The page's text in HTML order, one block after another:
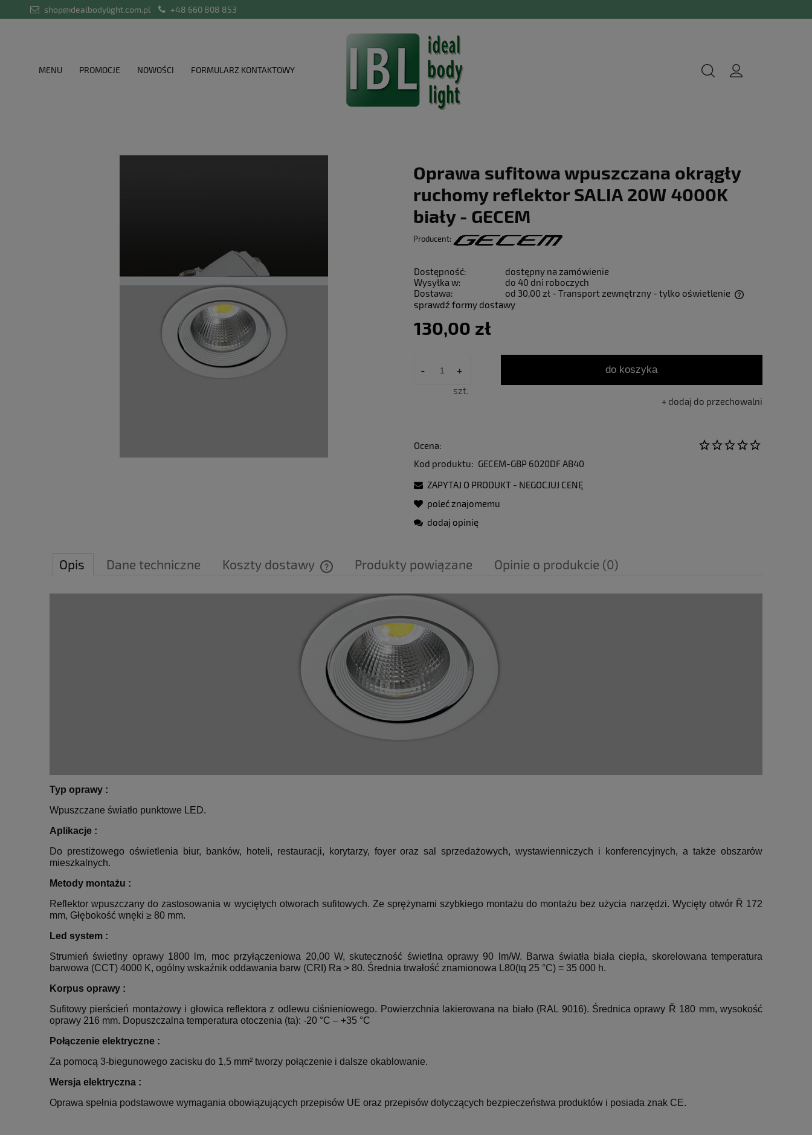
shop@idealbodylight.com.pl +48 660 808 853
MENU PROMOCJE NOWOŚCI FORMULARZ KONTAKTOWY
Oprawa sufitowa wpuszczana okrągły
ruchomy reflektor SALIA 20W 4000K
biały - GECEM
Producent:
Dostępność:
dostępny na zamówienie
Wysyłka w:
do 40 dni roboczych
Dostawa:
od 30,00 zł - Transport zewnętrzny - tylko oświetlenie
sprawdź formy dostawy
130,00 zł
- +
szt.
do koszyka
dodaj do przechowalni
Ocena:
Kod produktu: GECEM-GBP 6020DF AB40
ZAPYTAJ O PRODUKT - NEGOCJUJ CENĘ
poleć znajomemu
dodaj opinię
Opis Dane techniczne Koszty dostawy
Cena nie zawiera ewentualnych kosztów
płatności
Produkty powiązane Opinie o produkcie (0)
Typ oprawy :
Wpuszczane światło punktowe LED.
Aplikacje :
Do prestiżowego oświetlenia biur, banków, hoteli, restauracji, korytarzy, foyer oraz sal sprzedażowych, wystawienniczych i konferencyjnych, a także obszarów
mieszkalnych.
Metody montażu :
Reflektor wpuszczany do zastosowania w wyciętych otworach sufitowych. Ze sprężynami szybkiego montażu do montażu bez użycia narzędzi. Wycięty otwór Ř 172
mm, Głębokość wnęki ≥ 80 mm.
Led system :
Strumień świetlny oprawy 1800 lm, moc przyłączeniowa 20,00 W, skuteczność świetlna oprawy 90 lm/W. Barwa światła biała ciepła, skorelowana temperatura
barwowa (CCT) 4000 K, ogólny wskaźnik oddawania barw (CRI) Ra > 80. Średnia trwałość znamionowa L80(tq 25 °C) = 35 000 h.
Korpus oprawy :
Sufitowy pierścień montażowy i głowica reflektora z odlewu ciśnieniowego. Powierzchnia lakierowana na biało (RAL 9016). Średnica oprawy Ř 180 mm, wysokość
oprawy 216 mm. Dopuszczalna temperatura otoczenia (ta): -20 °C – +35 °C
Połączenie elektryczne :
Za pomocą 3-biegunowego zacisku do 1,5 mm² tworzy połączenie i dalsze okablowanie.
Wersja elektryczna :
Oprawa spełnia podstawowe wymagania obowiązujących przepisów UE oraz przepisów dotyczących bezpieczeństwa produktów i posiada znak CE.